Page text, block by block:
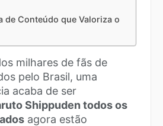
de Conteúdo que Valoriza o
milhares de fãs de
pelo Brasil, uma
acaba de ser
Shippuden todos os
agora estão